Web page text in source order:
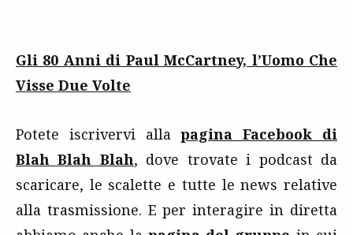
Gli 80 Anni di Paul McCartney, l’Uomo Che
Visse Due Volte
Potete iscrivervi allapagina Facebook di
Blah Blah Blah, dove trovate i podcast da
scaricare, le scalette e tutte le news relative
alla trasmissione. E per interagire in diretta